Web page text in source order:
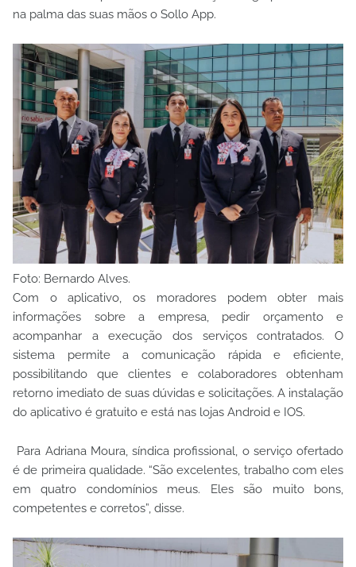
na palma das suas mãos o Sollo App.
Foto: Bernardo Alves.
Com o aplicativo, os moradores podem obter mais
informações sobre a empresa, pedir orçamento e
acompanhar a execução dos serviços contratados. O
sistema permite a comunicação rápida e eficiente,
possibilitando que clientes e colaboradores obtenham
retorno imediato de suas dúvidas e solicitações. A instalação
do aplicativo é gratuito e está nas lojas Android e IOS.
Para Adriana Moura, síndica profissional, o serviço ofertado
é de primeira qualidade. “São excelentes, trabalho com eles
em quatro condomínios meus. Eles são muito bons,
competentes e corretos”, disse.